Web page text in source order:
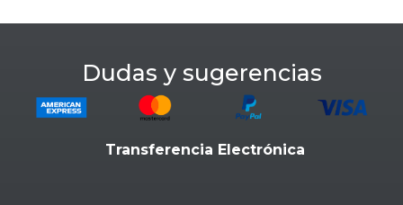
Dudas y sugerencias
Transferencia Electrónica